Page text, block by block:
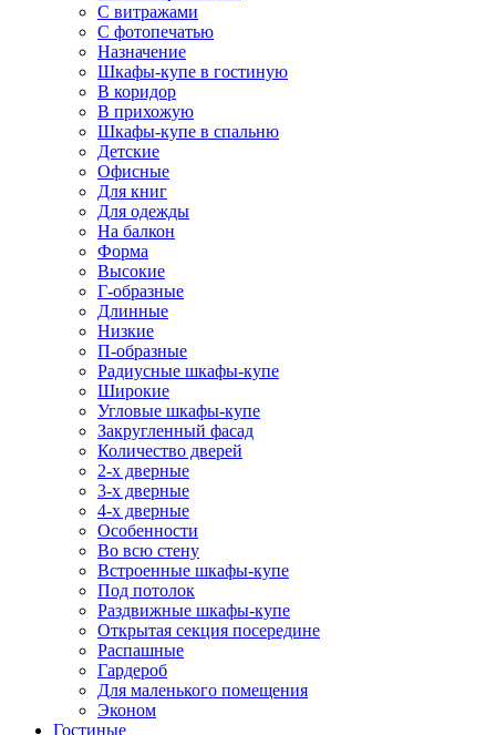
С витражами
С фотопечатью
Назначение
Шкафы-купе в гостиную
В коридор
В прихожую
Шкафы-купе в спальню
Детские
Офисные
Для книг
Для одежды
На балкон
Форма
Высокие
Г-образные
Длинные
Низкие
П-образные
Радиусные шкафы-купе
Широкие
Угловые шкафы-купе
Закругленный фасад
Количество дверей
2-х дверные
3-х дверные
4-х дверные
Особенности
Во всю стену
Встроенные шкафы-купе
Под потолок
Раздвижные шкафы-купе
Открытая секция посередине
Распашные
Гардероб
Для маленького помещения
Эконом
Гостиные